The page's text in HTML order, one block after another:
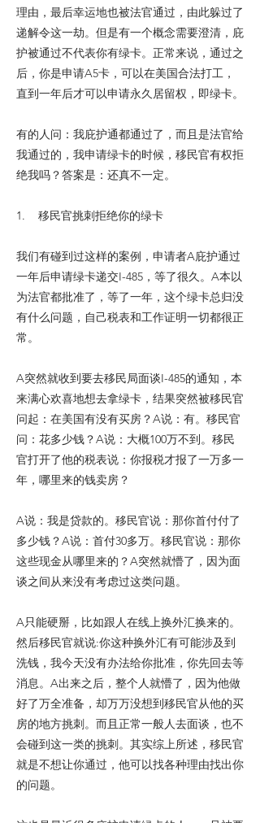
理由，最后幸运地也被法官通过，由此躲过了
递解令这一劫。但是有一个概念需要澄清，庇
护被通过不代表你有绿卡。正常来说，通过之
后，你是申请A5卡，可以在美国合法打工，
直到一年后才可以申请永久居留权，即绿卡。
有的人问：我庇护通都通过了，而且是法官给
我通过的，我申请绿卡的时候，移民官有权拒
绝我吗？答案是：还真不一定。
1. 移民官挑刺拒绝你的绿卡
我们有碰到过这样的案例，申请者A庇护通过
一年后申请绿卡递交I-485，等了很久。A本以
为法官都批准了，等了一年，这个绿卡总归没
有什么问题，自己税表和工作证明一切都很正
常。
A突然就收到要去移民局面谈I-485的通知，本
来满心欢喜地想去拿绿卡，结果突然被移民官
问起：在美国有没有买房？A说：有。移民官
问：花多少钱？A说：大概100万不到。移民
官打开了他的税表说：你报税才报了一万多一
年，哪里来的钱卖房？
A说：我是贷款的。移民官说：那你首付付了
多少钱？A说：首付30多万。移民官说：那你
这些现金从哪里来的？A突然就懵了，因为面
谈之间从来没有考虑过这类问题。
A只能硬掰，比如跟人在线上换外汇换来的。
然后移民官就说:你这种换外汇有可能涉及到
洗钱，我今天没有办法给你批准，你先回去等
消息。A出来之后，整个人就懵了，因为他做
好了万全准备，却万万没想到移民官从他的买
房的地方挑刺。而且正常一般人去面谈，也不
会碰到这一类的挑刺。其实综上所述，移民官
就是不想让你通过，他可以找各种理由找出你
的问题。